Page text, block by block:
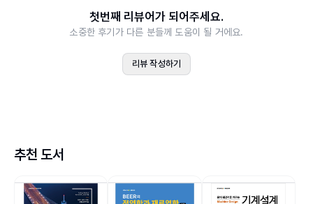
CHAPTER 03 금속 성형 공정
연습문제
CHAPTER 04 박판금속 공정
첫번째 리뷰어가 되어주세요.
소중한 후기가 다른 분들께 도움이 될 거에요.
리뷰 작성하기
추천 도서